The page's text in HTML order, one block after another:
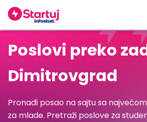
Poslovi preko
Dimitrovgrad
Pronađi posao na sajtu sa
za mlade. Pretraži poslove za